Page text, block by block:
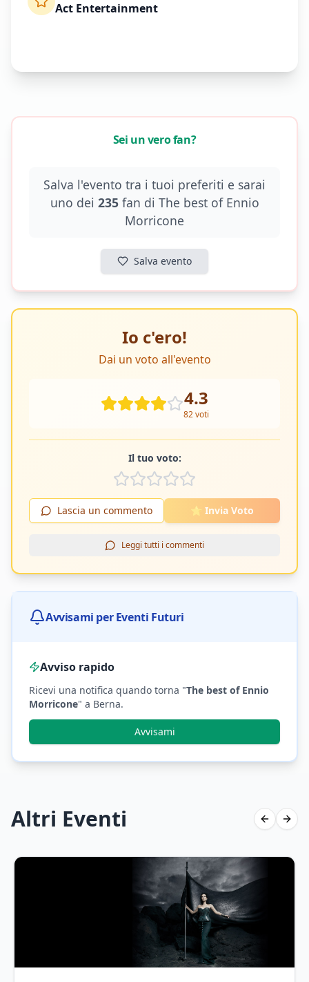
Act Entertainment
Sei un vero fan?
Salva l'evento tra i tuoi preferiti e sarai
uno dei 235fan di The best of Ennio
Morricone
Salva evento
Io c'ero!
Dai un voto all'evento
4.3
82voti
Il tuo voto:
Lascia un commento ⭐ Invia Voto
Leggi tutti i commenti
Avvisami per Eventi Futuri
Avviso rapido
Ricevi una notifica quando torna "The best of Ennio
Morricone" a Berna.
Avvisami
Altri Eventi Previous